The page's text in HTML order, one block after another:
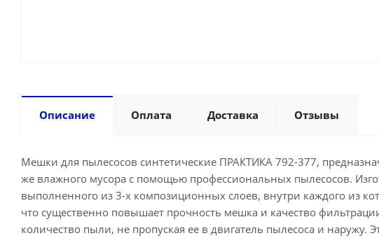
Описание Оплата Доставка Отзывы
Мешки для пылесосов синтетические ПРАКТИКА 792-377,
же влажного мусора с помощью профессиональных пылесосов.
выполненного из 3-х композиционных слоев, внутри каждого из
что существенно повышает прочность мешка и качество
количество пыли, не пропуская ее в двигатель пылесоса и наружу.